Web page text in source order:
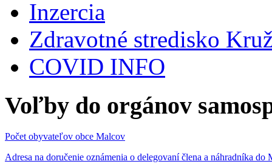
Inzercia
Zdravotné stredisko
COVID INFO
Voľby do orgánov
Počet obyvateľov obce Malcov
Adresa na doručenie oznámenia o delegovaní člena a náhradníka